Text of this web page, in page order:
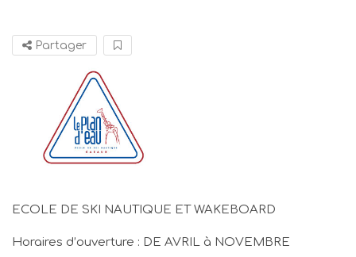
Partager
ECOLE DE SKI NAUTIQUE ET WAKEBOARD
Horaires d’ouverture : DE AVRIL à NOVEMBRE